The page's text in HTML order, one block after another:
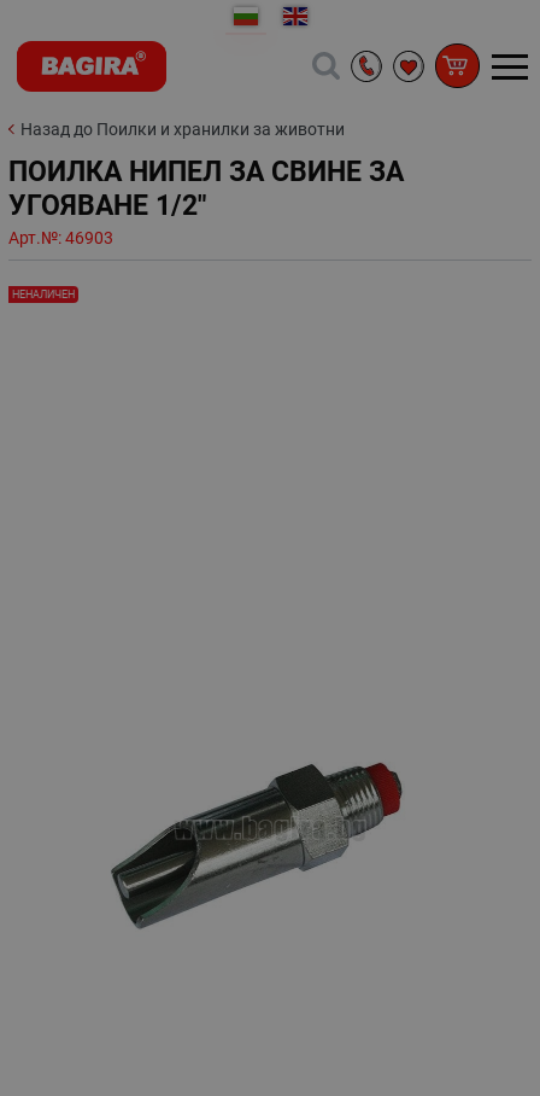
Назад до Поилки и хранилки за животни
ПОИЛКА НИПЕЛ ЗА СВИНЕ ЗА
УГОЯВАНЕ 1/2"
Арт.№:46903
НЕНАЛИЧЕН